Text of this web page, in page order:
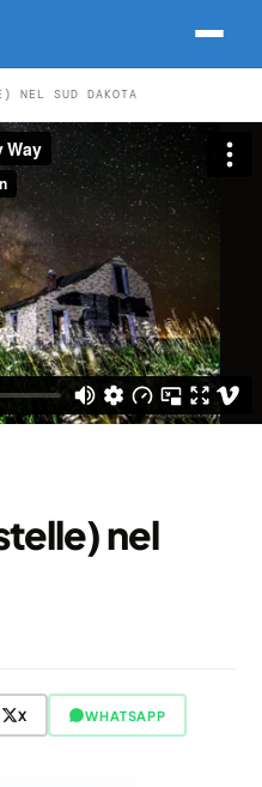
NEL SUD DAKOTA
nel
X WHATSAPP